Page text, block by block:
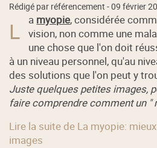
Rédigé par référencement -09 février
L a myopie, considérée
vision, non comme une
une chose que l'on doit
à un niveau personnel, qu'au
des solutions que l'on peut y
Juste quelques petites images,
faire comprendre comment un "
Lire la suite de La myopie:
images